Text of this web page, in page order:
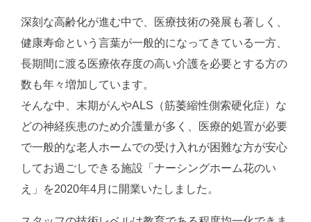
深刻な高齢化が進む中で、医療技術の発展も著しく、
健康寿命という言葉が一般的になってきている一方、
長期間に渡る医療依存度の高い介護を必要とする方の
数も年々増加しています。
そんな中、末期がんやALS（筋萎縮性側索硬化症）な
どの神経疾患のため介護量が多く、医療的処置が必要
で一般的な老人ホームでの受け入れが困難な方が安心
してお過ごしできる施設「ナーシングホーム花のい
え」を2020年4月に開業いたしました。